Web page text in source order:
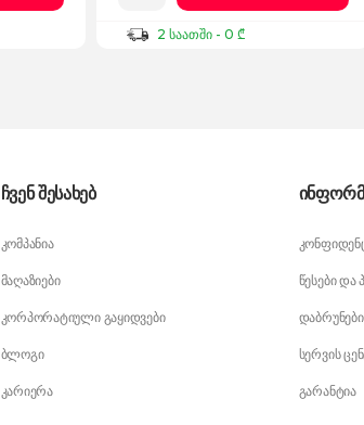
2 საათში - 0 ₾
ჩვენ შესახებ
კომპანია
მაღაზიები
კორპორატიული გაყიდვები
ბლოგი
კარიერა
წესები და
სერვის
გარანტია